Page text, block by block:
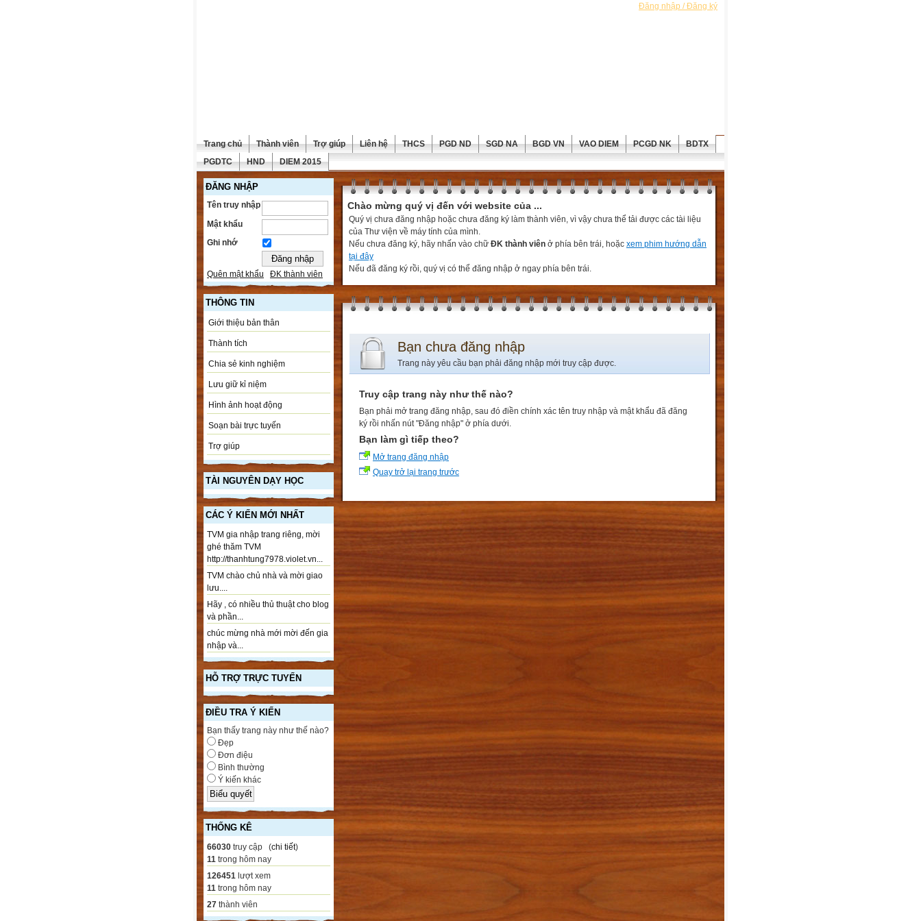
Đăng nhập / Đăng ký
Trang chủ Thành viên Trợ giúp Liên hệ THCS PGD ND SGD NA BGD VN VAO DIEM PCGD NK
BDTX
PGDTC
HND DIEM 2015
ĐĂNG NHẬP
Tên truy nhập
Mật khẩu
Ghi nhớ
Quên mật khẩu ĐK thành viên
THÔNG TIN
Giới thiệu bản thân
Thành tích
Chia sẻ kinh nghiệm
Lưu giữ kỉ niệm
Hình ảnh hoạt động
Soạn bài trực tuyến
Trợ giúp
TÀI NGUYÊN DẠY HỌC
CÁC Ý KIẾN MỚI NHẤT
TVM gia nhập trang riêng, mời
ghé thăm TVM
http://thanhtung7978.violet.vn...
TVM chào chủ nhà và mời giao
lưu....
Hãy , có nhiều thủ thuật cho blog
và phần...
chúc mừng nhà mới mời đến gia
nhập và...
HỖ TRỢ TRỰC TUYẾN
ĐIỀU TRA Ý KIẾN
Bạn thấy trang này như thế nào?
Đẹp
Đơn điệu
Bình thường
Ý kiến khác
THỐNG KÊ
66030 truy cập (chi tiết)
11 trong hôm nay
126451 lượt xem
11 trong hôm nay
27 thành viên
Chào mừng quý vị đến với website của ...
Quý vị chưa đăng nhập hoặc chưa đăng ký làm thành viên, vì vậy chưa thể tải được các tài liệu
của Thư viện về máy tính của mình.
Nếu chưa đăng ký, hãy nhấn vào chữ ĐK thành viên ở phía bên trái, hoặc xem phim hướng dẫn
tại đây
Nếu đã đăng ký rồi, quý vị có thể đăng nhập ở ngay phía bên trái.
Bạn chưa đăng nhập
Trang này yêu cầu bạn phải đăng nhập mới truy cập được.
Truy cập trang này như thế nào?
Bạn phải mở trang đăng nhập, sau đó điền chính xác tên truy nhập và mật khẩu đã đăng
ký rồi nhấn nút "Đăng nhập" ở phía dưới.
Bạn làm gì tiếp theo?
Mở trang đăng nhập
Quay trở lại trang trước